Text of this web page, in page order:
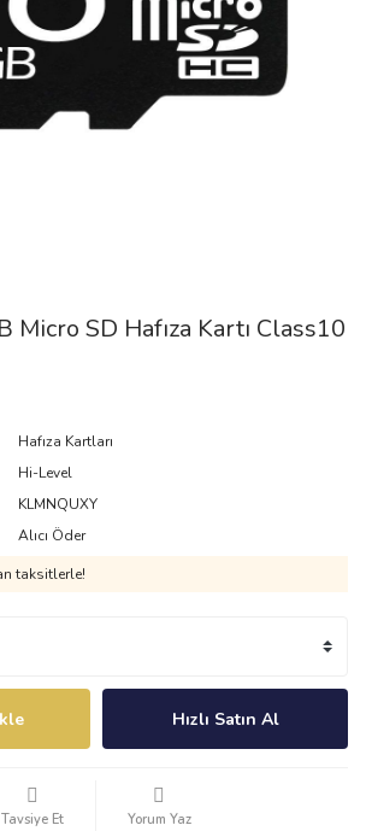
Micro SD Hafıza Kartı Class10
Hafıza Kartları
Hi-Level
KLMNQUXY
Alıcı Öder
taksitlerle!
Hızlı Satın Al
Tavsiye Et Yorum Yaz